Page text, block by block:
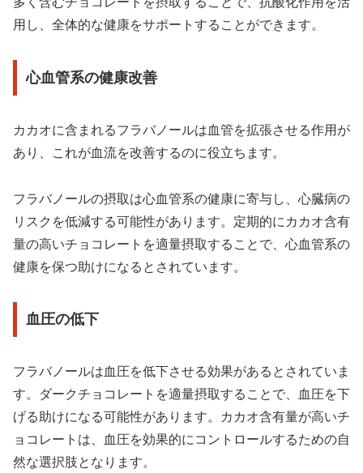
用し、全体的な健康をサポートすることができます。
心血管系の健康改善
カカオに含まれるフラバノールは血管を拡張させる作用が
あり、これが血流を改善するのに役立ちます。
フラバノールの摂取は心血管系の健康に寄与し、心臓病の
リスクを低減する可能性があります。定期的にカカオ含有
量の高いチョコレートを適量摂取することで、心血管系の
健康を保つ助けになるとされています。
血圧の低下
フラバノールは血圧を低下させる効果があるとされていま
す。ダークチョコレートを適量摂取することで、血圧を下
げる助けになる可能性があります。カカオ含有量が高いチ
ョコレートは、血圧を効果的にコントロールするための自
然な選択肢となります。